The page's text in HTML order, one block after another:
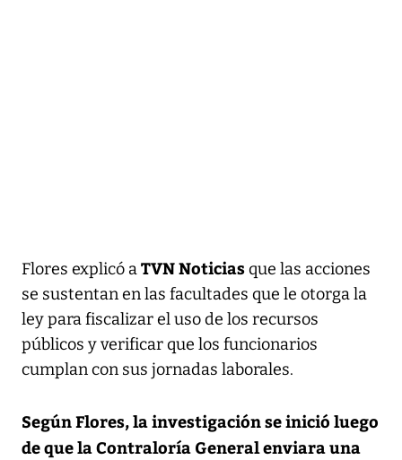
Flores explicó aTVN Noticiasque las acciones
se sustentan en las facultades que le otorga la
ley para fiscalizar el uso de los recursos
públicos y verificar que los funcionarios
cumplan con sus jornadas laborales.
Según Flores, la investigación se inició luego
de que la Contraloría General enviara una